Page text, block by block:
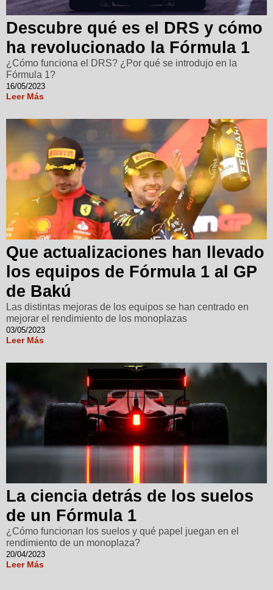
Descubre qué es el DRS y cómo
ha revolucionado la Fórmula 1
¿Cómo funciona el DRS? ¿Por qué se introdujo en la
Fórmula 1?
16/05/2023
Leer Más
Que actualizaciones han llevado
los equipos de Fórmula 1 al GP
de Bakú
Las distintas mejoras de los equipos se han centrado en
mejorar el rendimiento de los monoplazas
03/05/2023
Leer Más
La ciencia detrás de los suelos
de un Fórmula 1
¿Cómo funcionan los suelos y qué papel juegan en el
rendimiento de un monoplaza?
20/04/2023
Leer Más